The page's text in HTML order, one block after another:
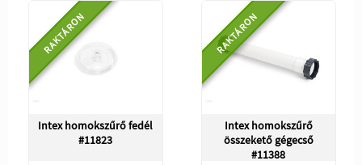
RAKTÁRON
Intex homokszűrő fedél
#11823
RAKTÁRON
Intex homokszűrő
összekető gégecső
#11388